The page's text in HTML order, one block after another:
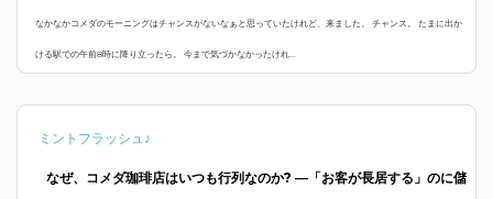
なかなかコメダのモーニングはチャンスがないなぁと思っていたけれど、来ました。 チャンス。 たまに出か
ける駅での午前8時に降り立ったら。 今まで気づかなかったけれ...
ミントフラッシュ♪
なぜ、コメダ珈琲店はいつも行列なのか? ―「お客が長居する」のに儲